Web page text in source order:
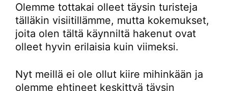
Olemme tottakai olleet täysin turisteja
tälläkin visiitillämme, mutta kokemukset,
joita olen tältä käynniltä hakenut ovat
olleet hyvin erilaisia kuin viimeksi.
Nyt meillä ei ole ollut kiire mihinkään ja
olemme ehtineet keskittyä täysin